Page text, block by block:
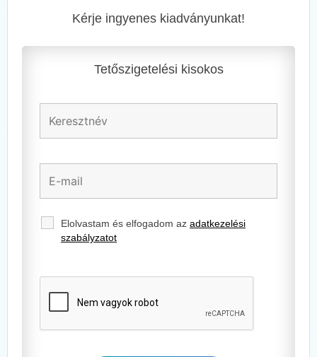
Kérje ingyenes kiadványunkat!
Tetőszigetelési kisokos
Elolvastam és elfogadom az adatkezelési
szabályzatot